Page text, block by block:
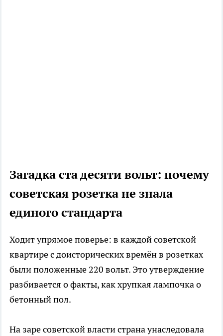
Загадка ста десяти вольт: почему
советская розетка не знала
единого стандарта
Ходит упрямое поверье: в каждой советской
квартире с доисторических времён в розетках
были положенные 220 вольт. Это утверждение
разбивается о факты, как хрупкая лампочка о
бетонный пол.
На заре советской власти страна унаследовала